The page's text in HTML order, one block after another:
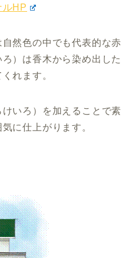
ルHP
然色の中でも代表的な赤
）は香木から染め出した
れます。
いろ）を加えることで素
に仕上がります。